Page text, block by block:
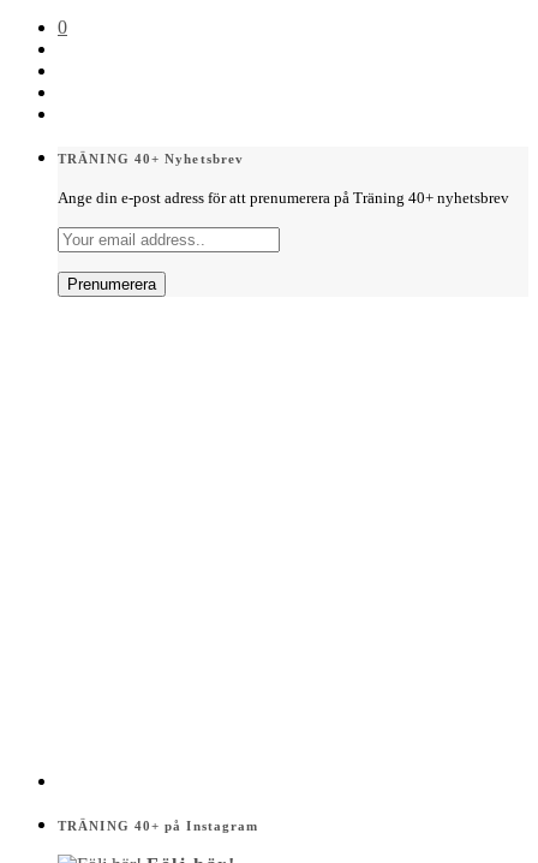
0
TRÄNING 40+ Nyhetsbrev
Ange din e-post adress för att prenumerera på Träning 40+ nyhetsbrev
TRÄNING 40+ på Instagram